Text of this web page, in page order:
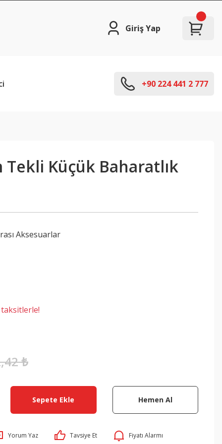
Giriş Yap
+90 224 441 2 777
Tekli Küçük Baharatlık
Aksesuarlar
₺
Sepete Ekle Hemen Al
Yorum Yaz Tavsiye Et Fiyatı Alarmı